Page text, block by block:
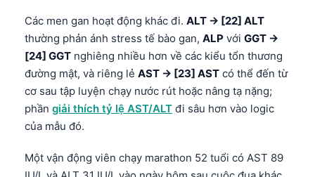
Các men gan hoạt động khác đi. ALT → [22] ALT
thường phản ánh stress tế bào gan, ALP với GGT →
[24] GGT nghiêng nhiều hơn về các kiểu tổn thương
đường mật, và riêng lẻ AST → [23] AST có thể đến từ
cơ sau tập luyện chạy nước rút hoặc nâng tạ nặng;
phần giải thích tỷ lệ AST/ALT đi sâu hơn vào logic
của mẫu đó.
Một vận động viên chạy marathon 52 tuổi có AST 89
سنڌي
සිංහල
অসমীয়া
Galego
Latviešu valoda
Македонски јазик
Euskara